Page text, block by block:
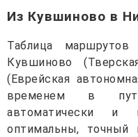
Из Кувшиново в
Таблица
Кувшиново
(Еврейская
временем в
автоматически
оптимальны, точный